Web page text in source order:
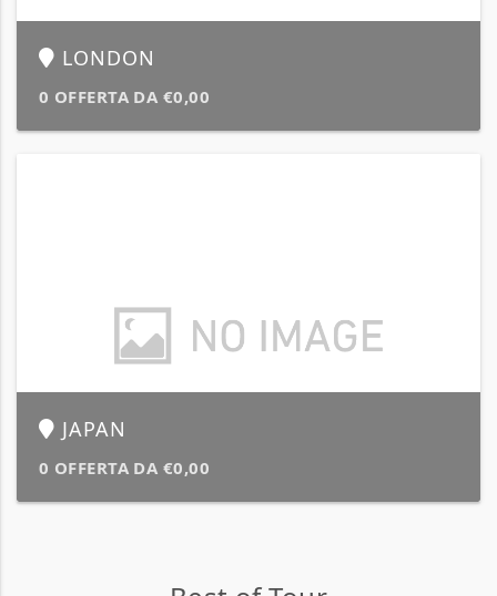
LONDON
0 OFFERTA DA €0,00
JAPAN
0 OFFERTA DA €0,00